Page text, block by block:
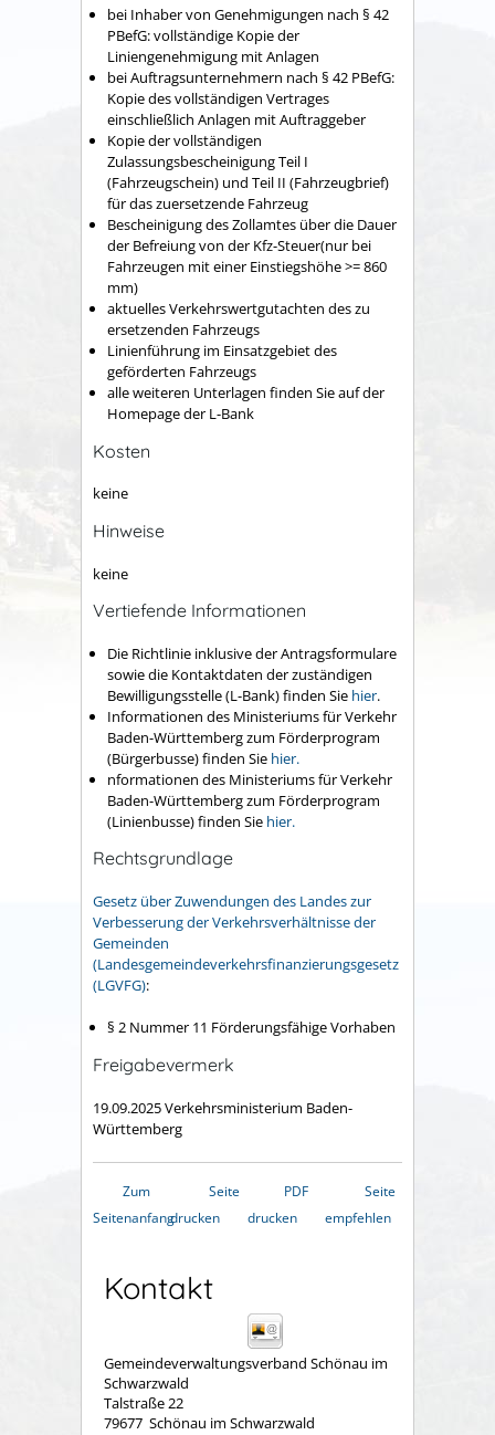
bei Inhaber von Genehmigungen nach § 42
PBefG: vollständige Kopie der
Liniengenehmigung mit Anlagen
bei Auftragsunternehmern nach § 42 PBefG:
Kopie des vollständigen Vertrages
einschließlich Anlagen mit Auftraggeber
Kopie der vollständigen
Zulassungsbescheinigung Teil I
(Fahrzeugschein) und Teil II (Fahrzeugbrief)
für das zuersetzende Fahrzeug
Bescheinigung des Zollamtes über die Dauer
der Befreiung von der Kfz-Steuer(nur bei
Fahrzeugen mit einer Einstiegshöhe >= 860
mm)
aktuelles Verkehrswertgutachten des zu
ersetzenden Fahrzeugs
Linienführung im Einsatzgebiet des
geförderten Fahrzeugs
alle weiteren Unterlagen finden Sie auf der
Homepage der L-Bank
Kosten
keine
Hinweise
keine
Vertiefende Informationen
Die Richtlinie inklusive der Antragsformulare
sowie die Kontaktdaten der zuständigen
Bewilligungsstelle (L-Bank) finden Sie hier.
Informationen des Ministeriums für Verkehr
Baden-Württemberg zum Förderprogram
(Bürgerbusse) finden Sie hier.
nformationen des Ministeriums für Verkehr
Baden-Württemberg zum Förderprogram
(Linienbusse) finden Sie hier.
Rechtsgrundlage
Gesetz über Zuwendungen des Landes zur
Verbesserung der Verkehrsverhältnisse der
Gemeinden
(Landesgemeindeverkehrsfinanzierungsgesetz
(LGVFG):
§ 2 Nummer 11 Förderungsfähige Vorhaben
Freigabevermerk
19.09.2025Verkehrsministerium Baden-
Württemberg
Zum
Seitenanfang
Seite
drucken
PDF
drucken
Seite
empfehlen
Kontakt
Gemeindeverwaltungsverband Schönau im
Schwarzwald
Talstraße 22
79677 Schönau im Schwarzwald